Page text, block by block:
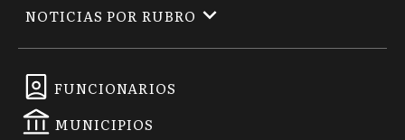
FUNCIONARIOS
MUNICIPIOS
NOTICIAS POR RUBRO